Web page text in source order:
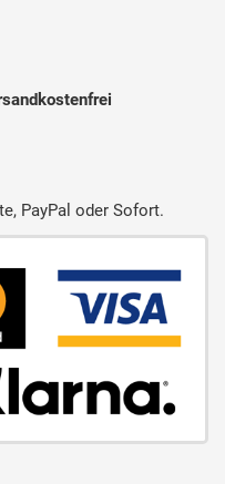
PayPal oder Sofort.